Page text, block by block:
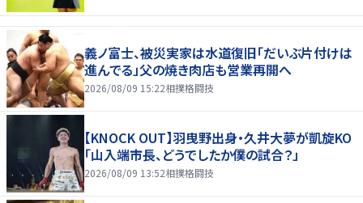
義ノ富士、被災実家は水道復旧「だいぶ片付けは
進んでる」父の焼き肉店も営業再開へ
2026/08/09 15:22相撲格闘技
【KNOCK OUT】羽曳野出身・久井大夢が凱旋KO
「山入端市長、どうでしたか僕の試合？」
2026/08/09 13:52相撲格闘技